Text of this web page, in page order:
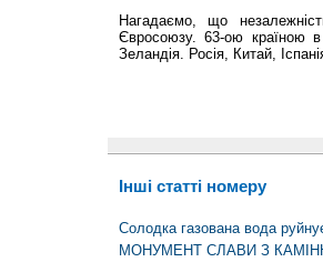
Нагадаємо, що
Євросоюзу. 63-ою країною
Зеландія. Росія, Китай,
Інші статті номеру
Солодка газована вода
МОНУМЕНТ СЛАВИ З